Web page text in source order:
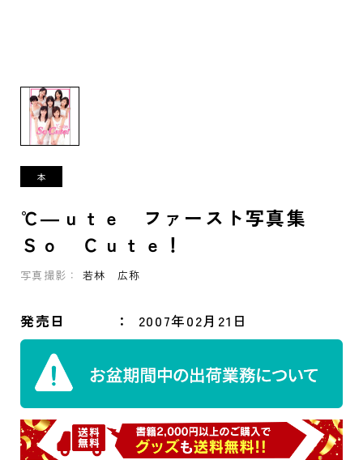
℃―ｕｔｅ ファースト写真集
Ｓｏ Ｃｕｔｅ！
写真撮影： 若林 広称
発売日 2007年02月21日